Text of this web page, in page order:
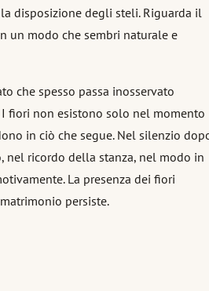
disposizione degli steli. Riguarda il
un modo che sembri naturale e
che spesso passa inosservato
fiori non esistono solo nel momento
in ciò che segue. Nel silenzio
nel ricordo della stanza, nel modo in
La presenza dei fiori
persiste.